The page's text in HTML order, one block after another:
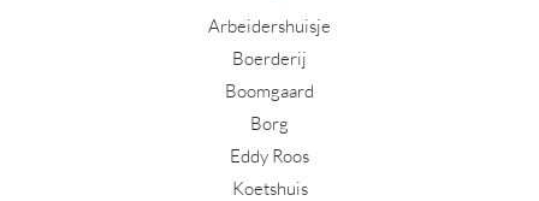
Arbeidershuisje
Boerderij
Boomgaard
Borg
Eddy Roos
Koetshuis